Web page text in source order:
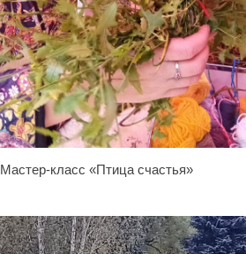
Мастер-класс «Птица счастья»